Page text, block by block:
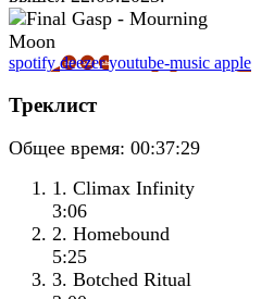
spotifydeezeryoutube-music apple
Треклист
Общее время: 00:37:29
1. Climax Infinity
3:06
2. Homebound
5:25
3. Botched Ritual